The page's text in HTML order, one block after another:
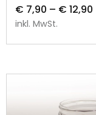
€ 7,90 – € 12,90
inkl. MwSt.